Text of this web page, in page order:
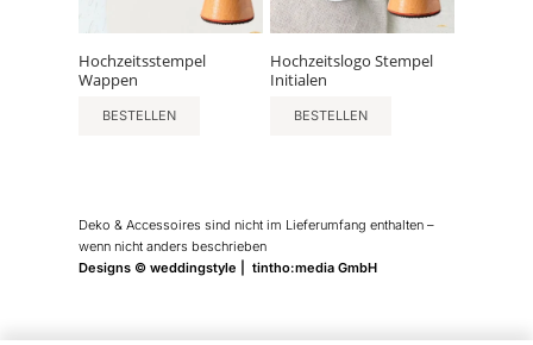
Hochzeitsstempel
Wappen
BESTELLEN
Hochzeitslogo Stempel
Initialen
BESTELLEN
Deko & Accessoires sind nicht im Lieferumfang enthalten –
wenn nicht anders beschrieben
Designs © weddingstyle | tintho:media GmbH